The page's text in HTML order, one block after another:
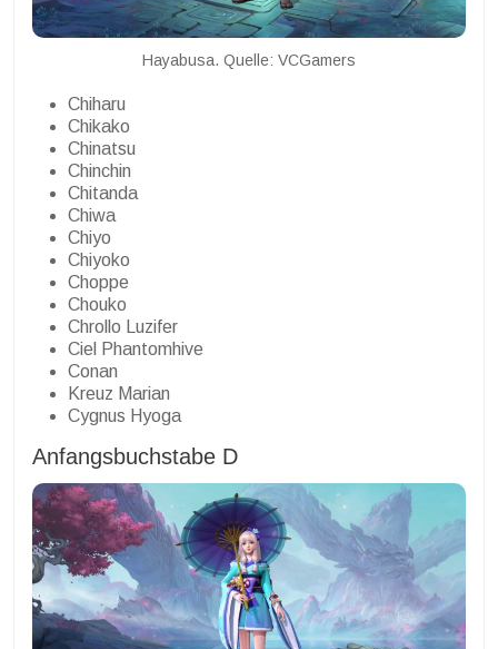
Hayabusa. Quelle: VCGamers
Chiharu
Chikako
Chinatsu
Chinchin
Chitanda
Chiwa
Chiyo
Chiyoko
Choppe
Chouko
Chrollo Luzifer
Ciel Phantomhive
Conan
Kreuz Marian
Cygnus Hyoga
Anfangsbuchstabe D